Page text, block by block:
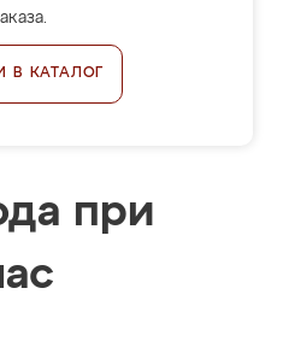
В КАТАЛОГ
при